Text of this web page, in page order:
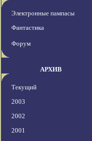
Электронные пампасы
Фантастика
Форум
АРХИВ
Текущий
2003
2002
2001